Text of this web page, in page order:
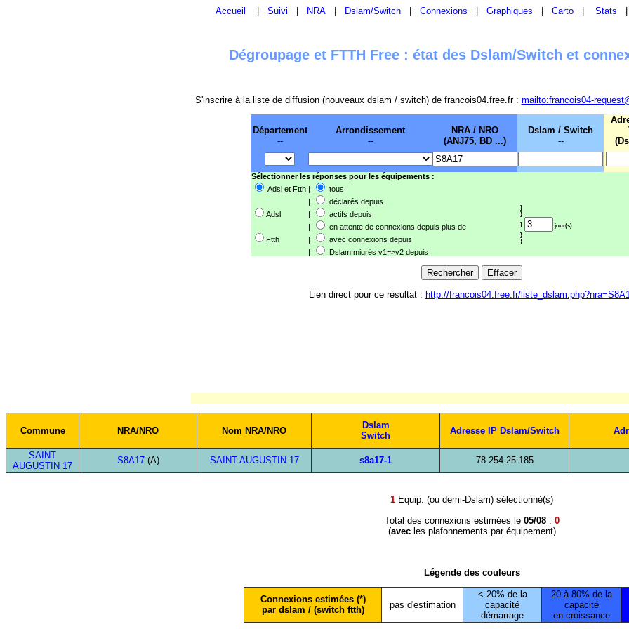
Accueil Suivi NRA Dslam/Switch Connexions Graphiques Carto Stats
Dégroupage et FTTH Free : état des Dslam/Switch et
S'inscrire à la liste de diffusion (nouveaux dslam / switch) de francois04.free.fr : mailto:francois04-
Département
--
Arrondissement
--
NRA / NRO
(ANJ75, BD ...)
Dslam / Switch
--
Sélectionner les réponses pour les équipements :
Adsl et Ftth |
tous
|
déclarés depuis
}
}
}
jour(s)
}
}
Adsl |
actifs depuis
|
en attente de connexions depuis plus de
Ftth
|
avec connexions depuis
|
Dslam migrés v1=>v2 depuis
Lien direct pour ce résultat : http://francois04.free.fr/
Commune NRA/NRO Nom NRA/NRO
Dslam
Switch
Adresse IP Dslam/Switch
SAINT
AUGUSTIN 17
S8A17(A) SAINT AUGUSTIN 17 s8a17-1 78.254.25.185
1 Equip. (ou demi-Dslam) sélectionné(s)
Total des connexions estimées le 05/08: 0
(avecles plafonnements par équipement)
Légende des couleurs
Connexions estimées (*)
par dslam / (switch ftth)
pas d'estimation
< 20% de la
capacité
démarrage
20 à 80% de la
capacité
en croissance